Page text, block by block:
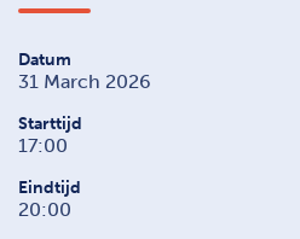
Datum
31 March 2026
Starttijd
17:00
Eindtijd
20:00